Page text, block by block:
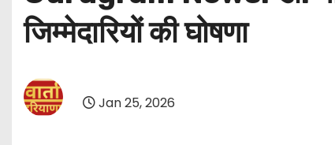
जिम्मेदारियों की घोषणा
Jan 25, 2026